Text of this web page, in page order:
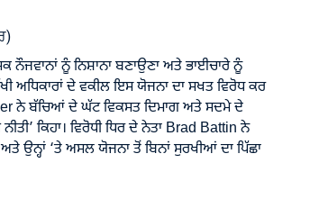
ਨੌਜਵਾਨਾਂ ਨੂੰ ਨਿਸ਼ਾਨਾ ਬਣਾਉਣਾ ਅਤੇ ਭਾਈਚਾਰੇ ਨੂੰ
ਅਧਿਕਾਰਾਂ ਦੇ ਵਕੀਲ ਇਸ ਯੋਜਨਾ ਦਾ ਸਖਤ ਵਿਰੋਧ ਕਰ
ਨੇ ਬੱਚਿਆਂ ਦੇ ਘੱਟ ਵਿਕਸਤ ਦਿਮਾਗ ਅਤੇ ਸਦਮੇ ਦੇ
ਕਿਹਾ। ਵਿਰੋਧੀ ਧਿਰ ਦੇ ਨੇਤਾ Brad Battin ਨੇ
ਉਨ੍ਹਾਂ ‘ਤੇ ਅਸਲ ਯੋਜਨਾ ਤੋਂ ਬਿਨਾਂ ਸੁਰਖੀਆਂ ਦਾ ਪਿੱਛਾ